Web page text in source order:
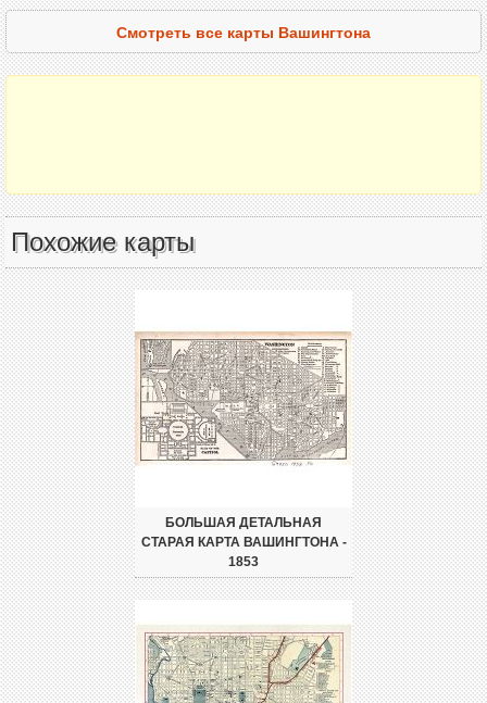
Смотреть все карты Вашингтона
Похожие карты
БОЛЬШАЯ ДЕТАЛЬНАЯ
СТАРАЯ КАРТА ВАШИНГТОНА -
1853